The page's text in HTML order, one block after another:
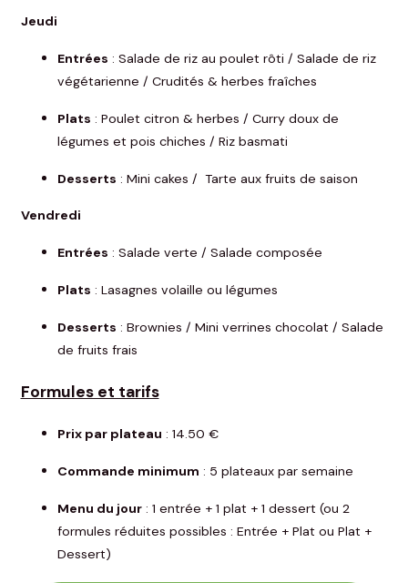
Jeudi
Entrées : Salade de riz au poulet rôti / Salade de riz
végétarienne / Crudités & herbes fraîches
Plats : Poulet citron & herbes / Curry doux de
légumes et pois chiches / Riz basmati
Desserts : Mini cakes / Tarte aux fruits de saison
Vendredi
Entrées : Salade verte / Salade composée
Plats : Lasagnes volaille ou légumes
Desserts : Brownies / Mini verrines chocolat / Salade
de fruits frais
Formules et tarifs
Prix par plateau : 14.50 €
Commande minimum : 5 plateaux par semaine
Menu du jour: 1 entrée + 1 plat + 1 dessert (ou 2
formules réduites possibles : Entrée + Plat ou Plat +
Dessert)